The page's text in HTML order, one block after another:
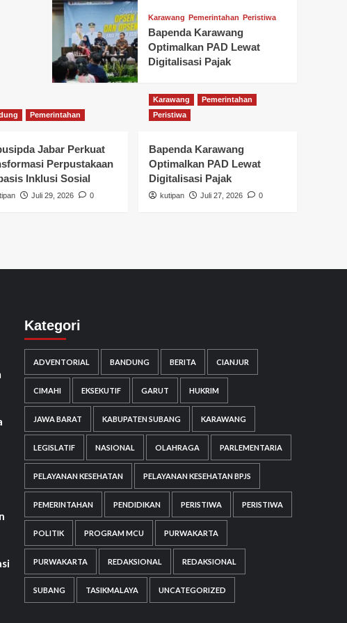
Karawang Pemerintahan Peristiwa
Bapenda Karawang
Optimalkan PAD Lewat
Digitalisasi Pajak
Pemerintahan
Jabar Perkuat
Perpustakaan
Inklusi Sosial
Juli 29, 2026 0
Karawang
Pemerintahan
Peristiwa
Bapenda Karawang
Optimalkan PAD Lewat
Digitalisasi Pajak
kutipan Juli 27, 2026 0
Kategori
ADVENTORIAL BANDUNG BERITA CIANJUR
CIMAHI EKSEKUTIF GARUT HUKRIM
JAWA BARAT KABUPATEN SUBANG KARAWANG
LEGISLATIF NASIONAL OLAHRAGA PARLEMENTARIA
PELAYANAN KESEHATAN PELAYANAN KESEHATAN BPJS
PEMERINTAHAN PENDIDIKAN PERISTIWA PERISTIWA
POLITIK PROGRAM MCU PURWAKARTA
PURWAKARTA REDAKSIONAL REDAKSIONAL
SUBANG TASIKMALAYA UNCATEGORIZED